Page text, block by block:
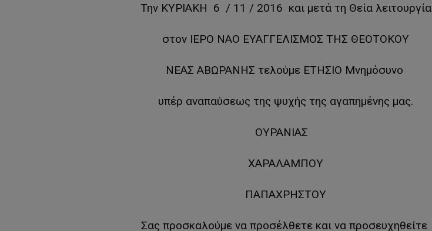
Την ΚΥΡΙΑΚΗ 6 / 11 / 2016 και μετά τη Θεία λειτουργία
στον ΙΕΡΟ ΝΑΟ ΕΥΑΓΓΕΛΙΣΜΟΣ ΤΗΣ ΘΕΟΤΟΚΟΥ
ΝΕΑΣ ΑΒΩΡΑΝΗΣ τελούμε ΕΤΗΣΙΟ Μνημόσυνο
υπέρ αναπαύσεως της ψυχής της αγαπημένης μας.
ΟΥΡΑΝΙΑΣ
ΧΑΡΑΛΑΜΠΟΥ
ΠΑΠΑΧΡΗΣΤΟΥ
Σας προσκαλούμε να προσέλθετε και να προσευχηθείτε